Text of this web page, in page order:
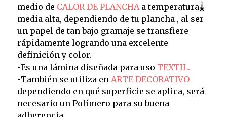
medio de CALOR DE PLANCHA a temperatura🌡️
media alta, dependiendo de tu plancha , al ser
un papel de tan bajo gramaje se transfiere
rápidamente logrando una excelente
definición y color.
•Es una lámina diseñada para uso TEXTIL.
•También se utiliza en ARTE DECORATIVO
dependiendo en qué superficie se aplica, será
necesario un Polímero para su buena